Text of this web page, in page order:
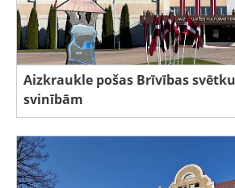
Aizkraukle pošas Brīvības
svinībām